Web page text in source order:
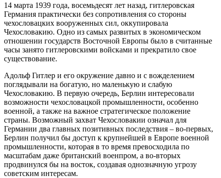
14 марта 1939 года, восемьдесят лет назад, гитлеровская
Германия практически без сопротивления со стороны
чехословацких вооруженных сил, оккупировала
Чехословакию. Одно из самых развитых в экономическом
отношении государств Восточной Европы было в считанные
часы занято гитлеровскими войсками и прекратило свое
существование.
Адольф Гитлер и его окружение давно и с вожделением
поглядывали на богатую, но маленькую и слабую
Чехословакию. В первую очередь, Берлин интересовали
возможности чехословацкой промышленности, особенно
военной, а также на важное стратегическое положение
страны. Возможный захват Чехословакии означал для
Германии два главных позитивных последствия – во-первых,
Берлин получил бы доступ к крупнейшей в Европе военной
промышленности, которая в то время превосходила по
масштабам даже британский военпром, а во-вторых
продвинулся бы на восток, создавая однозначную угрозу
советским интересам.